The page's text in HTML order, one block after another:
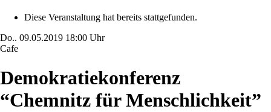
Diese Veranstaltung hat bereits stattgefunden.
Do.. 09.05.2019 18:00 Uhr
Cafe
Demokratiekonferenz
“Chemnitz für Menschlichkeit”